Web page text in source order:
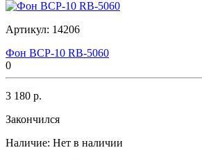
Артикул: 14206
Фон BCP-10 RB-5060
0
3 180 р.
Закончился
Наличие: Нет в наличии